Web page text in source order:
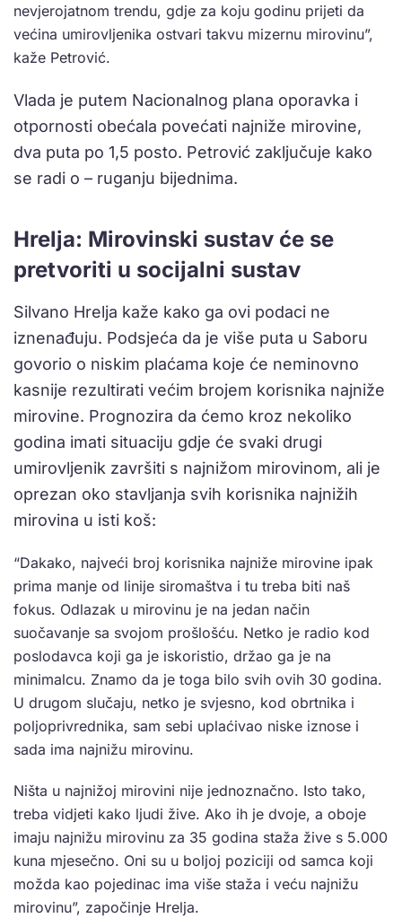
nevjerojatnom trendu, gdje za koju godinu prijeti da
većina umirovljenika ostvari takvu mizernu mirovinu”,
kaže Petrović.
Vlada je putem Nacionalnog plana oporavka i
otpornosti obećala povećati najniže mirovine,
dva puta po 1,5 posto. Petrović zaključuje kako
se radi o – ruganju bijednima.
Hrelja: Mirovinski sustav će se
pretvoriti u socijalni sustav
Silvano Hrelja kaže kako ga ovi podaci ne
iznenađuju. Podsjeća da je više puta u Saboru
govorio o niskim plaćama koje će neminovno
kasnije rezultirati većim brojem korisnika najniže
mirovine. Prognozira da ćemo kroz nekoliko
godina imati situaciju gdje će svaki drugi
umirovljenik završiti s najnižom mirovinom, ali je
oprezan oko stavljanja svih korisnika najnižih
mirovina u isti koš:
“Dakako, najveći broj korisnika najniže mirovine ipak
prima manje od linije siromaštva i tu treba biti naš
fokus. Odlazak u mirovinu je na jedan način
suočavanje sa svojom prošlošću. Netko je radio kod
poslodavca koji ga je iskoristio, držao ga je na
minimalcu. Znamo da je toga bilo svih ovih 30 godina.
U drugom slučaju, netko je svjesno, kod obrtnika i
poljoprivrednika, sam sebi uplaćivao niske iznose i
sada ima najnižu mirovinu.
Ništa u najnižoj mirovini nije jednoznačno. Isto tako,
treba vidjeti kako ljudi žive. Ako ih je dvoje, a oboje
imaju najnižu mirovinu za 35 godina staža žive s 5.000
kuna mjesečno. Oni su u boljoj poziciji od samca koji
možda kao pojedinac ima više staža i veću najnižu
mirovinu”, započinje Hrelja.